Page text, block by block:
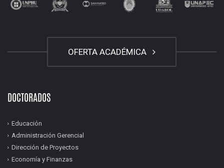
OFERTA ACADÉMICA
DOCTORADOS
Educación
Administración Gerencial
Dirección de Proyectos
Economía y Finanzas